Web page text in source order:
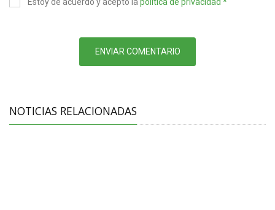
ENVIAR COMENTARIO
NOTICIAS RELACIONADAS